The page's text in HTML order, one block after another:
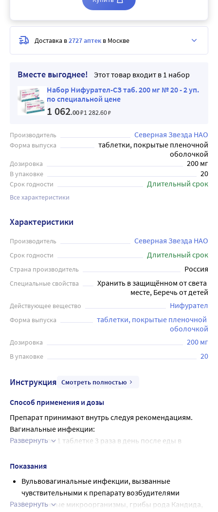
Вместе выгоднее!
Этот товар входит в 1 набор
Набор Нифурател-СЗ таб. 200 мг № 20 - 2 уп.
по специальной цене
1 062.00₽1 282.60₽
Производитель Северная Звезда НАО
Форма выпуска
таблетки, покрытые пленочной
оболочкой
Дозировка 200 мг
В упаковке 20
Срок годности Длительный срок
Все характеристики
Доставка в2727 аптек в Москве
Характеристики
Производитель Северная Звезда НАО
Срок годности Длительный срок
Страна производитель Россия
Специальные свойства
Хранить в защищённом от света
месте, Беречь от детей
Действующее вещество Нифурател
Форма выпуска
таблетки, покрытые пленочной
оболочкой
Дозировка 200 мг
В упаковке 20
Инструкция Смотреть полностью
Способ применения и дозы
Препарат принимают внутрь следуя рекомендациям.
Вагинальные инфекции:
Взрослые: по 1 таблетке 3 раза в день после еды в
половых партнера).
рекомендуемая доза по 10 мг/кг массы тела ежедневно в
течение 10 дней. Рекомендуемая доза должна
Развернуть
Показания
Вульвовагинальные инфекции, вызванные
чувствительными к препарату возбудителями
(патогенные микроорганизмы, грибы рода Кандида,
Развернуть